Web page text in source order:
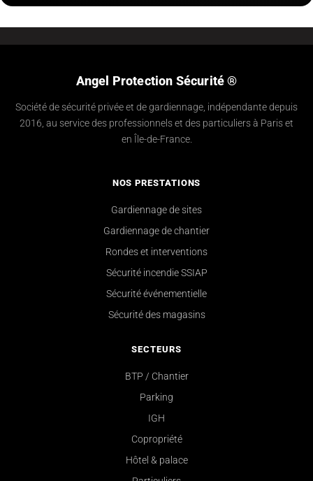
Angel Protection Sécurité ®
Société de sécurité privée et de gardiennage, indépendante depuis
2016, au service des professionnels et des particuliers à Paris et
en Île-de-France.
NOS PRESTATIONS
Gardiennage de sites
Gardiennage de chantier
Rondes et interventions
Sécurité incendie SSIAP
Sécurité événementielle
Sécurité des magasins
SECTEURS
BTP / Chantier
Parking
IGH
Copropriété
Hôtel & palace